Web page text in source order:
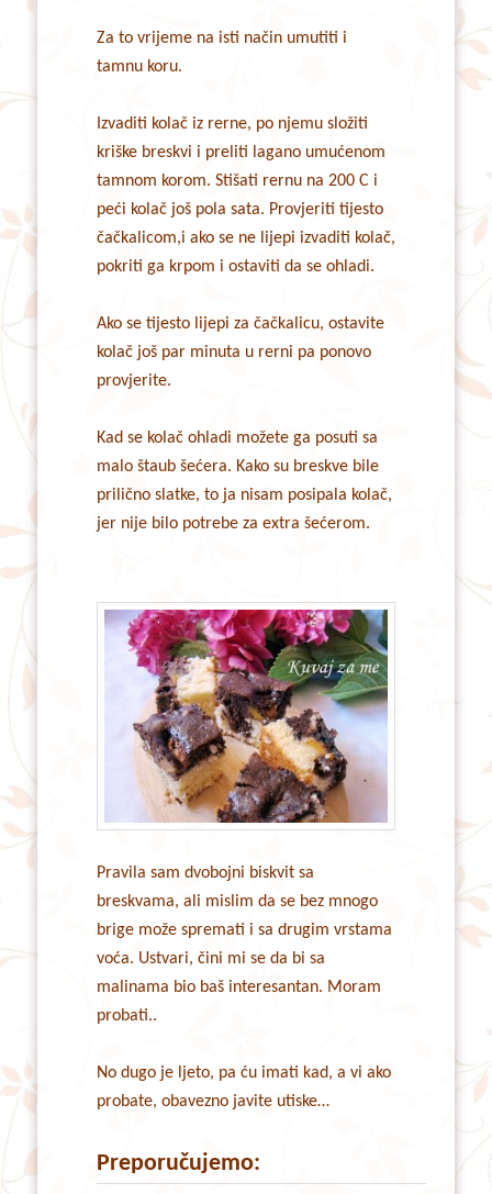
Za to vrijeme na isti način umutiti i
tamnu koru.
Izvaditi kolač iz rerne, po njemu složiti
kriške breskvi i preliti lagano umućenom
tamnom korom. Stišati rernu na 200 C i
peći kolač još pola sata. Provjeriti tijesto
čačkalicom,i ako se ne lijepi izvaditi kolač,
pokriti ga krpom i ostaviti da se ohladi.
Ako se tijesto lijepi za čačkalicu, ostavite
kolač još par minuta u rerni pa ponovo
provjerite.
Kad se kolač ohladi možete ga posuti sa
malo štaub šećera. Kako su breskve bile
prilično slatke, to ja nisam posipala kolač,
jer nije bilo potrebe za extra šećerom.
Pravila sam dvobojni biskvit sa
breskvama, ali mislim da se bez mnogo
brige može spremati i sa drugim vrstama
voća. Ustvari, čini mi se da bi sa
malinama bio baš interesantan. Moram
probati..
No dugo je ljeto, pa ću imati kad, a vi ako
probate, obavezno javite utiske…
Preporučujemo: